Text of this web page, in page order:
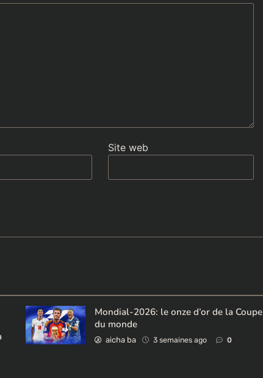
Site web
Mondial-2026: le onze d’or de la Coupe
du monde
aicha ba 3 semaines ago 0